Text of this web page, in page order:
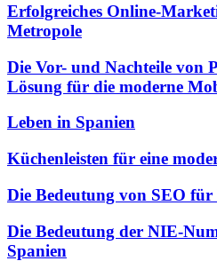
Erfolgreiches Online-
Metropole
Die Vor- und Nachteile von
Lösung für die moderne
Leben in Spanien
Küchenleisten für eine
Die Bedeutung von SEO für
Die Bedeutung der NIE-
Spanien